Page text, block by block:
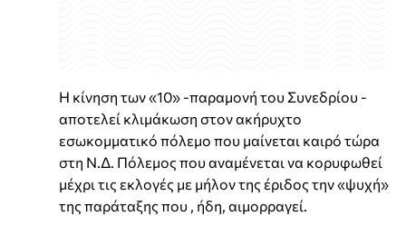
Η κίνηση των «10» -παραμονή του Συνεδρίου -
αποτελεί κλιμάκωση στον ακήρυχτο
εσωκομματικό πόλεμο που μαίνεται καιρό τώρα
στη Ν.Δ. Πόλεμος που αναμένεται να κορυφωθεί
μέχρι τις εκλογές με μήλον της έριδος την «ψυχή»
της παράταξης που , ήδη, αιμορραγεί.